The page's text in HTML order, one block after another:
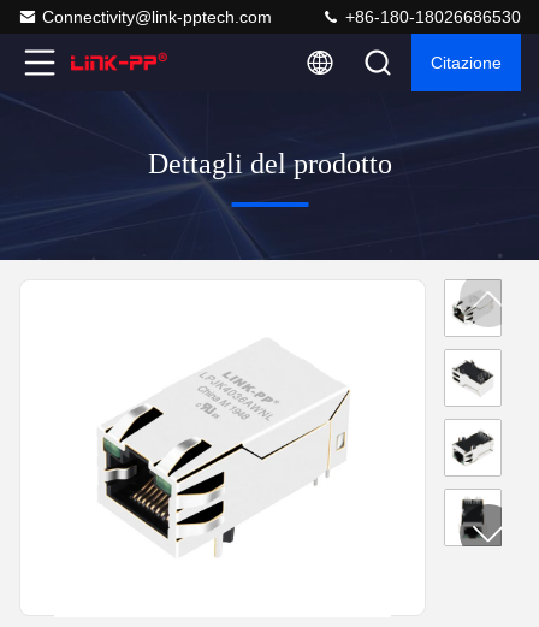
Connectivity@link-pptech.com +86-180-18026686530
Citazione
Dettagli del prodotto